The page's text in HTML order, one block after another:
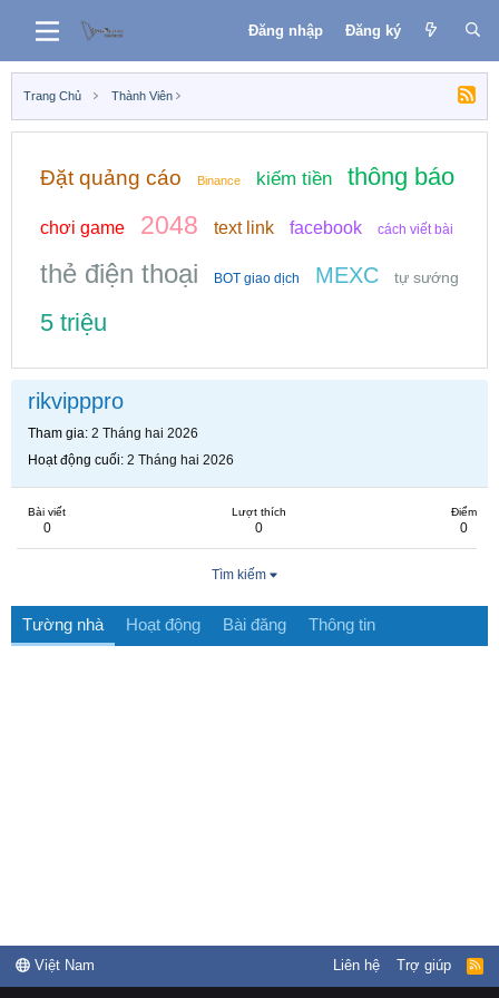
Đăng nhập Đăng ký
Trang Chủ Thành Viên
Đặt quảng cáo Binance kiếm tiền thông báo
chơi game 2048 text link facebook cách viết bài
thẻ điện thoại BOT giao dịch MEXC tự sướng
5 triệu
rikvipppro
Tham gia 2 Tháng hai 2026
Hoạt động cuối 2 Tháng hai 2026
Bài viết
0
Lượt thích
0
Điểm
0
Tìm kiếm
Tường nhà Hoạt động Bài đăng Thông tin
Việt Nam Liên hệ Trợ giúp
R